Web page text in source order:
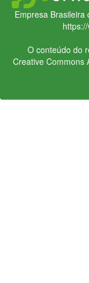
Empresa Brasileira
O conteúdo do
Creative Commons